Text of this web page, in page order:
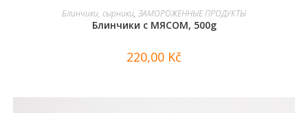
В КОРЗИНУ
Блинчики, сырники, ЗАМОРОЖЕННЫЕ ПРОДУКТЫ
Блинчики с МЯСОМ, 500g
220,00 Kč